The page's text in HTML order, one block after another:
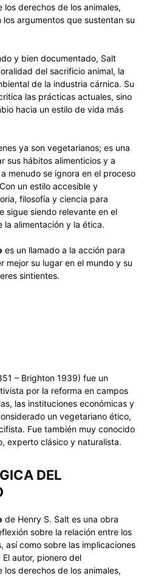
derechos de los animales,
argumentos que sustentan su
y bien documentado, Salt
del sacrificio animal, la
de la industria cárnica. Su
las prácticas actuales, sino
hacia un estilo de vida más
ya son vegetarianos; es una
sus hábitos alimenticios y a
menudo se ignora en el proceso
un estilo accesible y
filosofía y ciencia para
sigue siendo relevante en el
alimentación y la ética.
es un llamado a la acción para
mejor su lugar en el mundo y su
sintientes.
– Brighton 1939) fue un
por la reforma en campos
las instituciones económicas y
un vegetariano ético,
Fue también muy conocido
experto clásico y naturalista.
DEL
de Henry S. Salt es una obra
sobre la relación entre los
así como sobre las implicaciones
autor, pionero del
derechos de los animales,